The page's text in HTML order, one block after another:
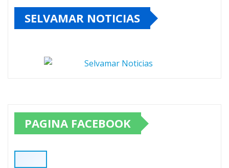
SELVAMAR NOTICIAS
PAGINA FACEBOOK